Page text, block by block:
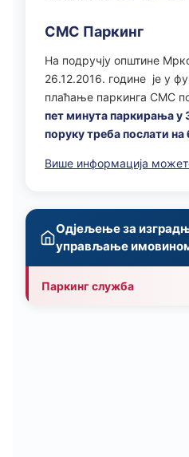
СМС Паркинг
На подручју општине
26.12.2016. године je у
плаћање паркинга СМС
пет минута паркирања у
поруку треба послати
Више информација
Одјељење за
управљање
Паркинг служба